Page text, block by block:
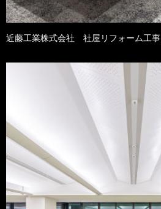
近藤工業株式会社 社屋リフォーム工事